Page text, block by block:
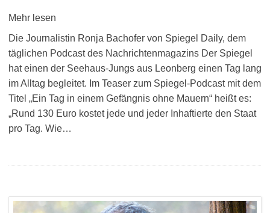
Mehr lesen
Die Journalistin Ronja Bachofer von Spiegel Daily, dem
täglichen Podcast des Nachrichtenmagazins Der Spiegel
hat einen der Seehaus-Jungs aus Leonberg einen Tag lang
im Alltag begleitet. Im Teaser zum Spiegel-Podcast mit dem
Titel „Ein Tag in einem Gefängnis ohne Mauern“ heißt es:
„Rund 130 Euro kostet jede und jeder Inhaftierte den Staat
pro Tag. Wie…